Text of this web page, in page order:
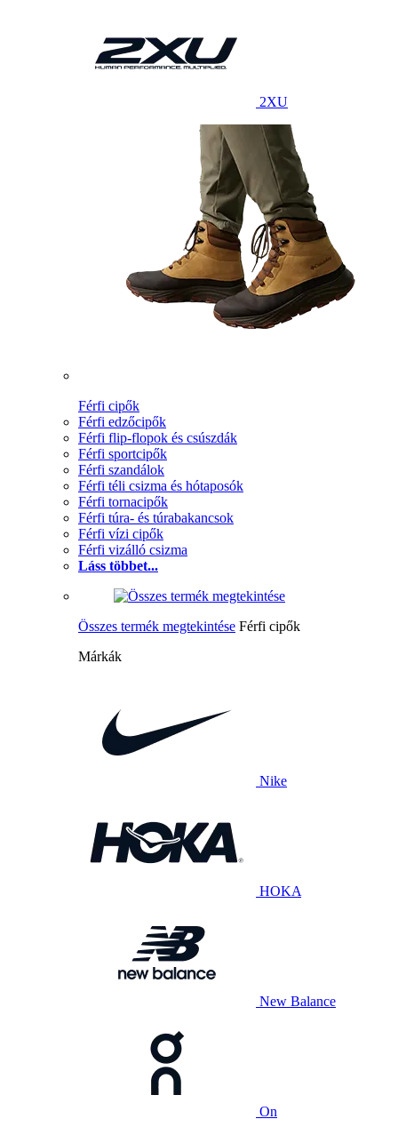
2XU
Férfi cipők
Férfi edzőcipők
Férfi flip-flopok és csúszdák
Férfi sportcipők
Férfi szandálok
Férfi téli csizma és hótaposók
Férfi tornacipők
Férfi túra- és túrabakancsok
Férfi vízi cipők
Férfi vizálló csizma
Láss többet...
Összes termék megtekintése Férfi cipők
Márkák
Nike
HOKA
New Balance
On